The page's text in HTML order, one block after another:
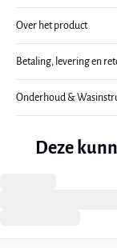
Over het product
Betaling, levering en
Onderhoud &
Deze